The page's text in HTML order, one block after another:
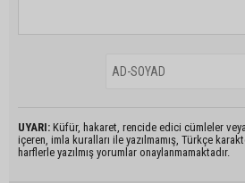
UYARI: Küfür, hakaret, rencide edici cümleler
içeren, imla kuralları ile yazılmamış, Türkçe
harflerle yazılmış yorumlar onaylanmamaktadır.